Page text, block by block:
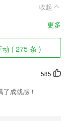
收起
更多
动 ( 275 条 )
585
成就感！